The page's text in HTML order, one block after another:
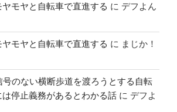
モヤと自転車で直進する に デフよん
モヤと自転車で直進する に まじか！
号のない横断歩道を渡ろうとする自転
停止義務があるとわかる話 に デフよ